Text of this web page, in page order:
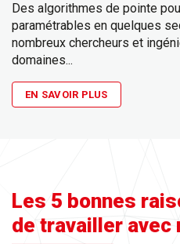
Des algorithmes de pointe
paramétrables en quelques
nombreux chercheurs et
domaines...
EN SAVOIR PLUS
Les 5 bonnes
de travailler avec